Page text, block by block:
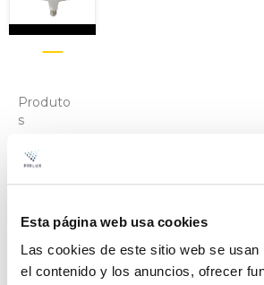
Esta página web usa cookies
Las cookies de este sitio web se usan
el contenido y los anuncios, ofrecer
Produto
s
VER +
Fluxo
1.883